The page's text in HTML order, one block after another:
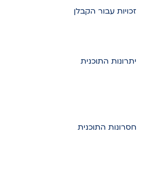
זכויות עבור הקבלן
יתרונות התוכנית
חסרונות התוכנית